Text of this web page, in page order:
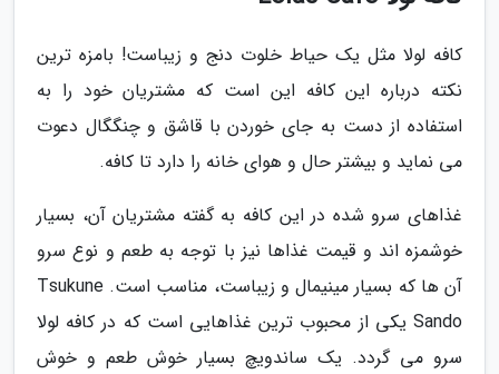
کافه لولا مثل یک حیاط خلوت دنج و زیباست! بامزه ترین
نکته درباره این کافه این است که مشتریان خود را به
استفاده از دست به جای خوردن با قاشق و چنگگال دعوت
می نماید و بیشتر حال و هوای خانه را دارد تا کافه.
غذاهای سرو شده در این کافه به گفته مشتریان آن، بسیار
خوشمزه اند و قیمت غذاها نیز با توجه به طعم و نوع سرو
آن ها که بسیار مینیمال و زیباست، مناسب است. Tsukune
Sando یکی از محبوب ترین غذاهایی است که در کافه لولا
سرو می گردد. یک ساندویچ بسیار خوش طعم و خوش